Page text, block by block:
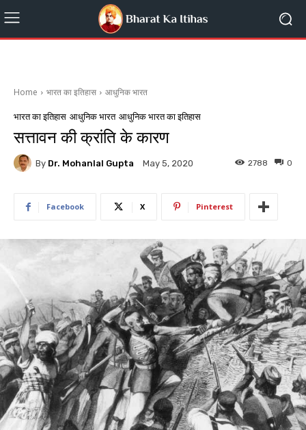
Home भारत का इतिहास आधुनिक भारत
भारत का इतिहास आधुनिक भारत आधुनिक भारत का इतिहास
सत्तावन की क्रांति के कारण
By Dr. Mohanlal Gupta May 5, 2020 0
2788
Facebook X Pinterest